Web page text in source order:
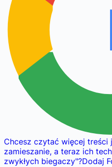
Chcesz czytać więcej treści
zamieszanie, a teraz ich
zwykłych biegaczy"?Dodaj